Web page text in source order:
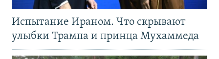
Испытание Ираном. Что скрывают
улыбки Трампа и принца Мухаммеда